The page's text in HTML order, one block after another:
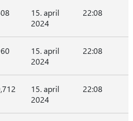
15. april
2024
22:08
15. april
2024
22:08
15. april
2024
22:08